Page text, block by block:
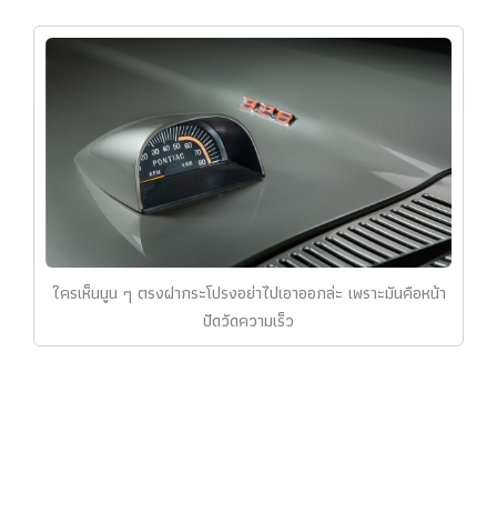
ใครเห็นนูน ๆ ตรงฝากระโปรงอย่าไปเอาออกล่ะ เพราะมันคือหน้า
ปัดวัดความเร็ว